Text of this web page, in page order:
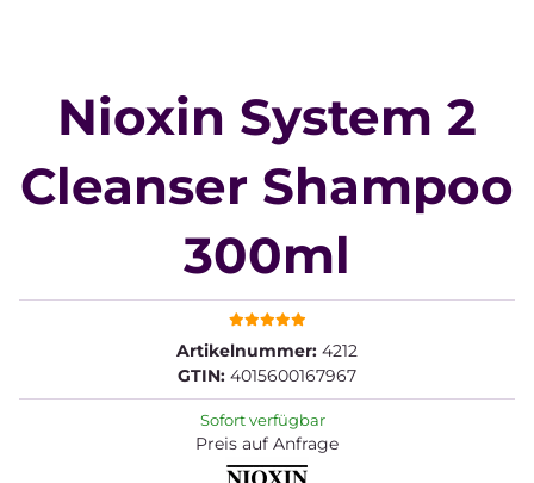
Nioxin System 2
Cleanser Shampoo
300ml
Artikelnummer: 4212
GTIN: 4015600167967
Sofort verfügbar
Preis auf Anfrage